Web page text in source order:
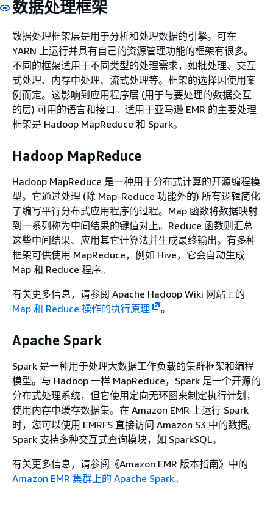
数据处理框架
数据处理框架层是用于分析和处理数据的引擎。可在
YARN 上运行并具有自己的资源管理功能的框架有很多。
不同的框架适用于不同类型的处理需求，如批处理、交互
式处理、内存中处理、流式处理等。框架的选择因使用案
例而定。这影响到应用程序层 (用于与要处理的数据交互
的层) 可用的语言和接口。适用于亚马逊 EMR 的主要处理
框架是 Hadoop MapReduce 和 Spark。
Hadoop MapReduce
Hadoop MapReduce 是一种用于分布式计算的开源编程模
型。它通过处理 (除 Map-Reduce 功能外的) 所有逻辑简化
了编写平行分布式应用程序的过程。Map 函数将数据映射
到一系列称为中间结果的键值对上。Reduce 函数则汇总
这些中间结果、应用其它计算法并生成最终输出。有多种
框架可供使用 MapReduce，例如 Hive，它会自动生成
Map 和 Reduce 程序。
有关更多信息，请参阅 Apache Hadoop Wiki 网站上的
Map 和 Reduce 操作的执行原理
。
Apache Spark
Spark 是一种用于处理大数据工作负载的集群框架和编程
模型。与 Hadoop 一样 MapReduce，Spark 是一个开源的
分布式处理系统，但它使用定向无环图来制定执行计划，
使用内存中缓存数据集。在 Amazon EMR 上运行 Spark
时，您可以使用 EMRFS 直接访问 Amazon S3 中的数据。
Spark 支持多种交互式查询模块，如 SparkSQL。
有关更多信息，请参阅《Amazon EMR 版本指南》 中的
Amazon EMR 集群上的 Apache Spark。